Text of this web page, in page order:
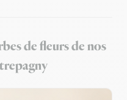
de fleurs de nos